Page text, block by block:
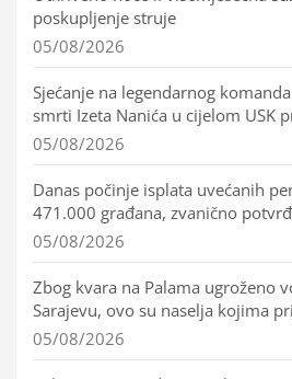
poskupljenje struje
05/08/2026
Sjećanje na legendarnog
smrti Izeta Nanića u cijelom USK
05/08/2026
Danas počinje isplata uvećanih
471.000 građana, zvanično
05/08/2026
Zbog kvara na Palama ugroženo
Sarajevu, ovo su naselja kojima
05/08/2026